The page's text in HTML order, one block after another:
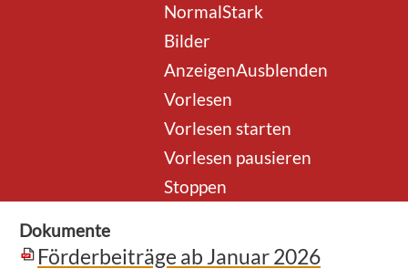
NormalStark
Bilder
AnzeigenAusblenden
Vorlesen
Vorlesen starten
Vorlesen pausieren
Stoppen
Kommunale Energie-
Förderbeiträge
Dokumente
Förderbeiträge ab Januar 2026